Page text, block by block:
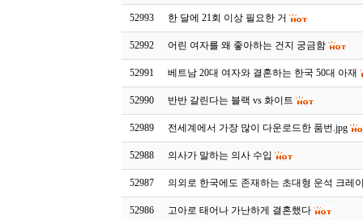
52993 한 달에 21회 이상 필요한 거
52992 어린 여자를 왜 좋아하는 건지 궁금함
52991 베트남 20대 여자와 결혼하는 한국 50대 아재
52990 반반 갈린다는 블랙 vs 화이트
52989 전세계에서 가장 많이 다운로드한 품번.jpg
52988 의사가 말하는 의사 수입
52987 의외로 한국에도 존재하는 초대형 운석 크레
52986 고아로 태어나 가난하게 결혼했다